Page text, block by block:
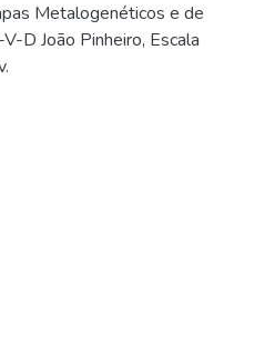
Metalogenéticos e de
D João Pinheiro, Escala